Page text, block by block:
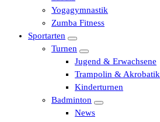
Yogagymnastik
Zumba Fitness
Sportarten
Turnen
Jugend & Erwachsene
Trampolin & Akrobatik
Kinderturnen
Badminton
News